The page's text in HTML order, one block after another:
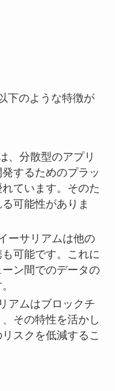
下のような特徴が
、分散型のアプリ
するためのプラッ
ています。そのた
可能性がありま
ーサリアムは他の
可能です。これに
ン間でのデータの
アムはブロックチ
その特性を活かし
スクを低減するこ